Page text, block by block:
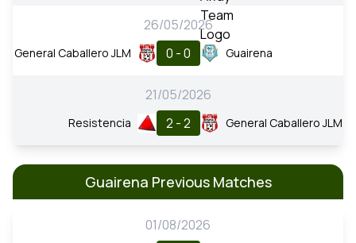
26/05/2026
General Caballero JLM 0 - 0 Guairena
21/05/2026
Resistencia 2 - 2 General Caballero JLM
Guairena Previous Matches
01/08/2026